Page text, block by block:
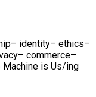
identity– ethics–
commerce–
Machine is Us/ing